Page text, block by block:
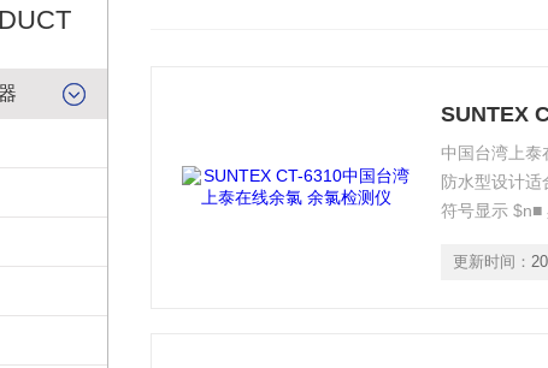
SUNTEX
中国台湾上
防水型设计
符号显示 $n■
密码锁及组合
更新时间：